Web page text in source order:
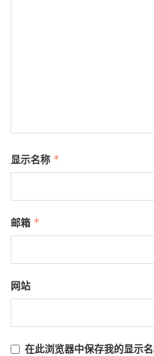
显示名称 *
邮箱 *
网站
在此浏览器中保存我的显示